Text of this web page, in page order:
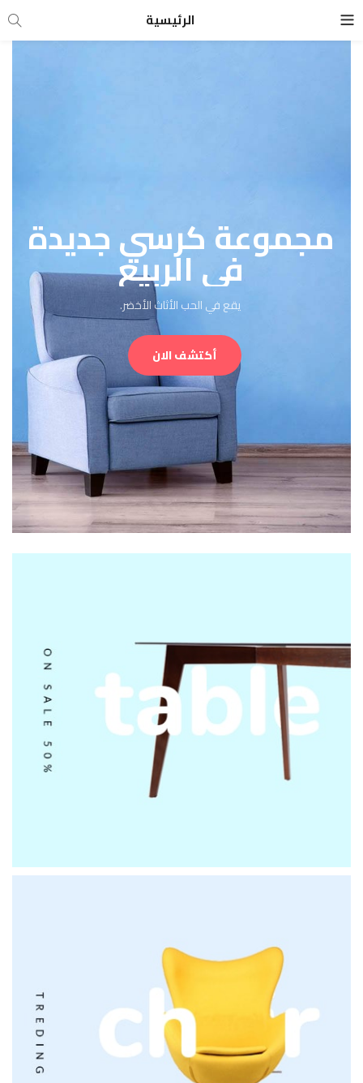
الرئيسية
مجموعة كرسي جديدة
في الربيع
يقع في الحب الأثاث الأخضر.
أكتشف الان